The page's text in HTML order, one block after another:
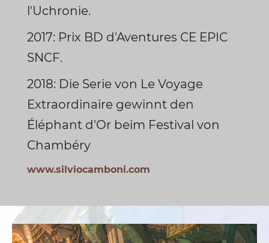
l'Uchronie.
2017: Prix BD d'Aventures CE EPIC
SNCF.
2018: Die Serie von Le Voyage
Extraordinaire gewinnt den
Éléphant d'Or beim Festival von
Chambéry
www.silviocamboni.com